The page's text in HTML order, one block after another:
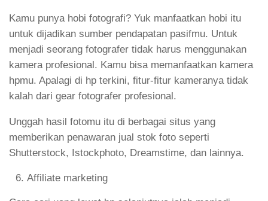
Kamu punya hobi fotografi? Yuk manfaatkan hobi itu
untuk dijadikan sumber pendapatan pasifmu. Untuk
menjadi seorang fotografer tidak harus menggunakan
kamera profesional. Kamu bisa memanfaatkan kamera
hpmu. Apalagi di hp terkini, fitur-fitur kameranya tidak
kalah dari gear fotografer profesional.
Unggah hasil fotomu itu di berbagai situs yang
memberikan penawaran jual stok foto seperti
Shutterstock, Istockphoto, Dreamstime, dan lainnya.
Affiliate marketing